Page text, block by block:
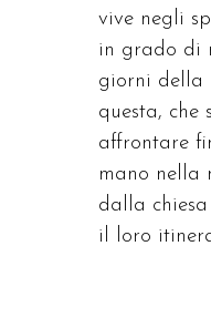
vive negli
in grado di
giorni della
questa, che
affrontare
mano nella
dalla
il loro